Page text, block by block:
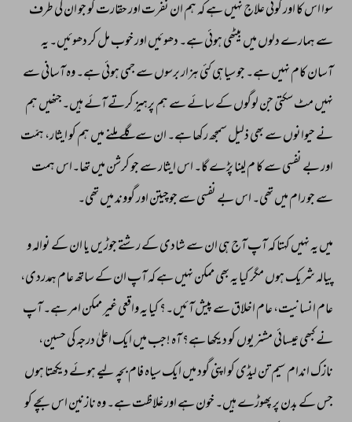
سوا اس کا اور کوئی علاج نہیں ہے کہ ہم ان نفرت اور حقارت کو جو ان کی طرف
سے ہمارے دلوں میں بیٹھی ہوئی ہے۔ دھوئیں اور خوب مل کر دھوئیں۔ یہ
آسان کام نہیں ہے۔ جو سیاہی کئی ہزار برسوں سے جمی ہوئی ہے۔ وہ آسانی سے
نہیں مٹ سکتی جن لوگوں کے سائے سے ہم پرہیز کرتے آئے ہیں۔جنھیں ہم
نے حیوانوں سے بھی ذلیل سمجھ رکھا ہے۔ ان سے گلے ملنے میں ہم کو ایثار، ہمّت
اور بے نفسی سے کا م لینا پڑے گا۔ اس ایثار سے جو کرشن میں تھا۔اس ہمت
سے جو رام میں تھی۔ اس بے نفسی سے جوچیتن اور گووند میں تھی۔
میں یہ نہیں کہتا کہ آپ آج ہی ان سے شادی کے رشتے جوڑیں یا ان کے نوالہ و
پیالہ شریک ہوں مگر کیا یہ بھی ممکن نہیں ہے کہ آپ ان کے ساتھ عام ہمدردی،
عام انسانیت، عام اخلاق سے پیش آئیں۔؟ کیا یہ واقعی غیر ممکن امر ہے۔ آپ
نے کبھی عیسائی مشنریوں کو دیکھا ہے؟ آہ !جب میں ایک اعلیٰ درجہ کی حسین،
نازک اندام سیم تن لیڈی کو اپنی گود میں ایک سیاہ فام بچہ لیے ہوئے دیکھتا ہوں
جس کے بدن پر پھوڑے ہیں۔ خون ہے اور غلاظت ہے۔ وہ نازنین اس بچے کو